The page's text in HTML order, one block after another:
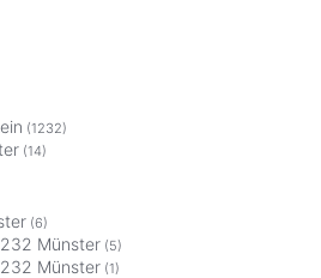
(1232)
(14)
(6)
Münster (5)
Münster (1)